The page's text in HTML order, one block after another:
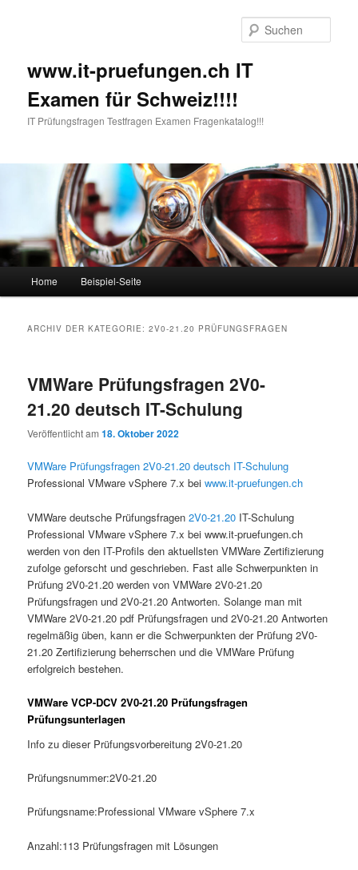
www.it-pruefungen.ch IT
Examen für Schweiz!!!!
IT Prüfungsfragen Testfragen Examen Fragenkatalog!!!
Zum Inhalt wechseln
Zum sekundären Inhalt wechseln
Home Beispiel-Seite
ARCHIV DER KATEGORIE:2V0-21.20 PRÜFUNGSFRAGEN
VMWare Prüfungsfragen 2V0-
21.20 deutsch IT-Schulung
Veröffentlicht am18. Oktober 2022
VMWare Prüfungsfragen 2V0-21.20 deutsch IT-Schulung
Professional VMware vSphere 7.x beiwww.it-pruefungen.ch
VMWare deutsche Prüfungsfragen2V0-21.20 IT-Schulung
Professional VMware vSphere 7.x bei www.it-pruefungen.ch
werden von den IT-Profils den aktuellsten VMWare Zertifizierung
zufolge geforscht und geschrieben. Fast alle Schwerpunkten in
Prüfung 2V0-21.20 werden von VMWare 2V0-21.20
Prüfungsfragen und 2V0-21.20 Antworten. Solange man mit
VMWare 2V0-21.20 pdf Prüfungsfragen und 2V0-21.20 Antworten
regelmäßig üben, kann er die Schwerpunkten der Prüfung 2V0-
21.20 Zertifizierung beherrschen und die VMWare Prüfung
erfolgreich bestehen.
VMWare VCP-DCV 2V0-21.20 Prüfungsfragen
Prüfungsunterlagen
Info zu dieser Prüfungsvorbereitung 2V0-21.20
Prüfungsnummer:2V0-21.20
Prüfungsname:Professional VMware vSphere 7.x
Anzahl:113 Prüfungsfragen mit Lösungen